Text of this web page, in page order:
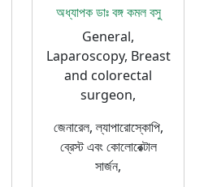
অধ্যাপক ডাঃ বঙ্গ কমল বসু
General,
Laparoscopy, Breast
and colorectal
surgeon,
জেনারেল, ল্যাপারোস্কোপি,
ব্রেস্ট এবং কোলোরেক্টাল
সার্জন,